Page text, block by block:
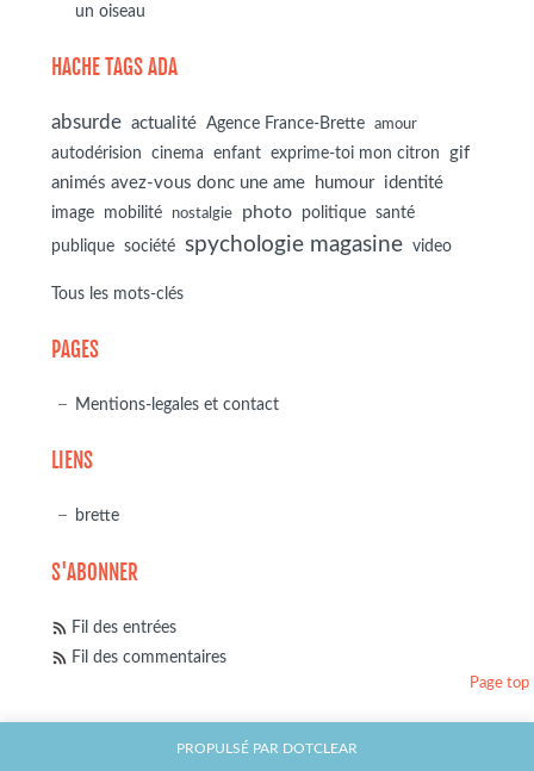
un oiseau
HACHE TAGS ADA
absurde actualité Agence France-Brette amour
autodérision cinema enfant exprime-toi mon citron
gif
animés avez-vous donc une ame
humour identité
image mobilité nostalgie photo politique
santé
publique
société spychologie magasine video
Tous les mots-clés
PAGES
Mentions-legales et contact
LIENS
brette
S'ABONNER
Fil des entrées
Fil des commentaires
PROPULSÉ PAR DOTCLEAR
Page top